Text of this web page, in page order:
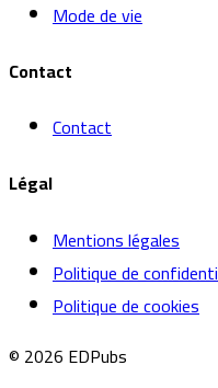
Mode de vie
Contact
Contact
Légal
Mentions légales
Politique de
Politique de cookies
© 2026 EDPubs